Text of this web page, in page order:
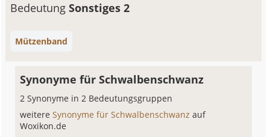
BedeutungSonstiges 2
Mützenband
Synonyme für Schwalbenschwanz
2 Synonyme in 2 Bedeutungsgruppen
weitereSynonyme für Schwalbenschwanzauf
Woxikon.de